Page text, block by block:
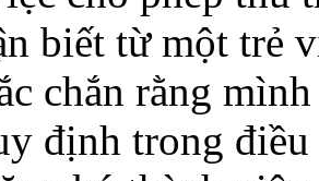
biết từ một trẻ
chắn rằng
định trong điều